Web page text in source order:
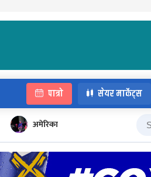
पात्रो सेयर मार्केट्स
अमेरिका